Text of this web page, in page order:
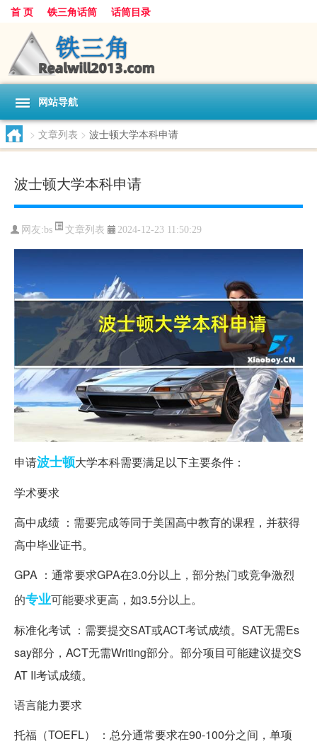
首 页 铁三角话筒 话筒目录
网站导航
> 文章列表 > 波士顿大学本科申请
波士顿大学本科申请
网友:bs 文章列表 2024-12-23 11:50:29
申请波士顿大学本科需要满足以下主要条件：
学术要求
高中成绩 ：需要完成等同于美国高中教育的课程，并获得
高中毕业证书。
GPA ：通常要求GPA在3.0分以上，部分热门或竞争激烈
的专业可能要求更高，如3.5分以上。
标准化考试 ：需要提交SAT或ACT考试成绩。SAT无需Es
say部分，ACT无需Writing部分。部分项目可能建议提交S
AT II考试成绩。
语言能力要求
托福（TOEFL） ：总分通常要求在90-100分之间，单项